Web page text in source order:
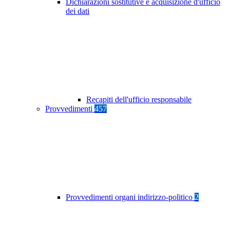
Dichiarazioni sostitutive e acquisizione d'ufficio
dei dati
Recapiti dell'ufficio responsabile
Provvedimenti 457
Provvedimenti organi indirizzo-politico 2